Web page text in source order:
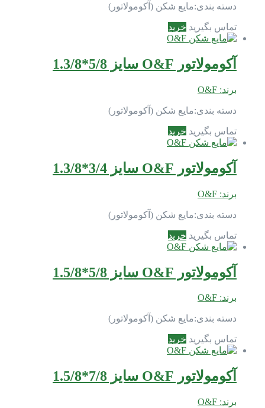
دسته بندی:مایع شکن (آکومولاتور)
تماس بگیرید خرید
آکومولاتور O&F سایز 5/8*1.3/8
برند: O&F
دسته بندی:مایع شکن (آکومولاتور)
تماس بگیرید خرید
آکومولاتور O&F سایز 3/4*1.3/8
برند: O&F
دسته بندی:مایع شکن (آکومولاتور)
تماس بگیرید خرید
آکومولاتور O&F سایز 5/8*1.5/8
برند: O&F
دسته بندی:مایع شکن (آکومولاتور)
تماس بگیرید خرید
آکومولاتور O&F سایز 7/8*1.5/8
برند: O&F